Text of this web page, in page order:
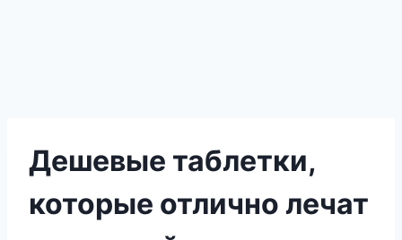
Дешевые таблетки,
которые отлично лечат